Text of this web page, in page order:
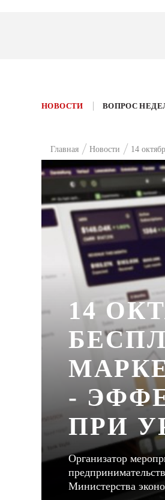
НОВОСТИ ВОПРОС
Главная Новости 14
14
-
ПРИ
Организатор
Министерства